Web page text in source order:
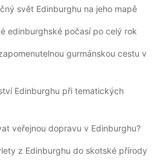
svět Edinburghu na jeho mapě
edinburghské počasí po celý rok
gurmánskou cestu v
Edinburghu při tematických
veřejnou dopravu v Edinburghu?
z Edinburghu do skotské přírody